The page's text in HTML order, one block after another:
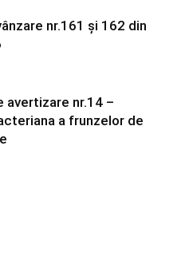
nr.161 și 162 din
avertizare nr.14 –
a frunzelor de